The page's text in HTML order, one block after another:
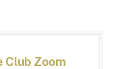
Club Zoom